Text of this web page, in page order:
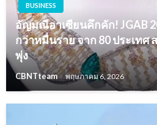
BUSINESS
อัญมณีอาเซียนคึกคัก! JGAB
กว่าหมื่นราย จาก 80 ประเท
พุ่ง
CBNTteam พฤษภาคม 6, 2026